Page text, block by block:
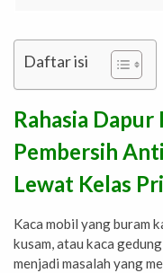
Daftar isi
Rahasia
Pembersih
Lewat Kelas
Kaca mobil yang buram
kusam, atau kaca
menjadi masalah yang